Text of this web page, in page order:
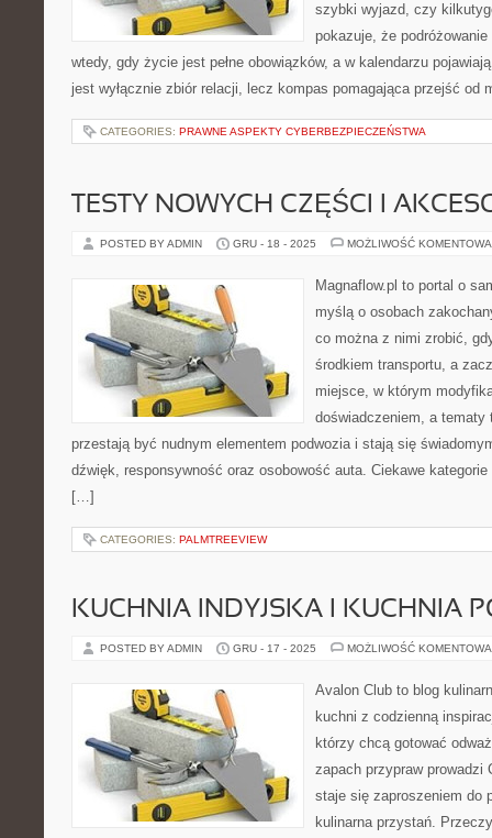
szybki wyjazd, czy
pokazuje, że
wtedy, gdy życie jest pełne obowiązków, a w kalendarzu
jest wyłącznie zbiór relacji, lecz kompas pomagająca przejść od
CATEGORIES: PRAWNE ASPEKTY CYBERBEZPIECZEŃSTWA
TESTY NOWYCH CZĘŚCI I
POSTED BY ADMIN GRU - 18 - 2025 MOŻLIWOŚĆ
Magnaflow.pl to portal o
myślą o osobach
co można z nimi zrobić,
środkiem transportu, a
miejsce, w którym
doświadczeniem, a tematy
przestają być nudnym elementem podwozia i stają się
dźwięk, responsywność oraz osobowość auta. Ciekawe
[…]
CATEGORIES: PALMTREEVIEW
KUCHNIA INDYJSKA I KUCHNIA
POSTED BY ADMIN GRU - 17 - 2025 MOŻLIWOŚĆ
Avalon Club to blog
kuchni z codzienną
którzy chcą gotować
zapach przypraw prowadzi
staje się zaproszeniem do
kulinarna przystań.